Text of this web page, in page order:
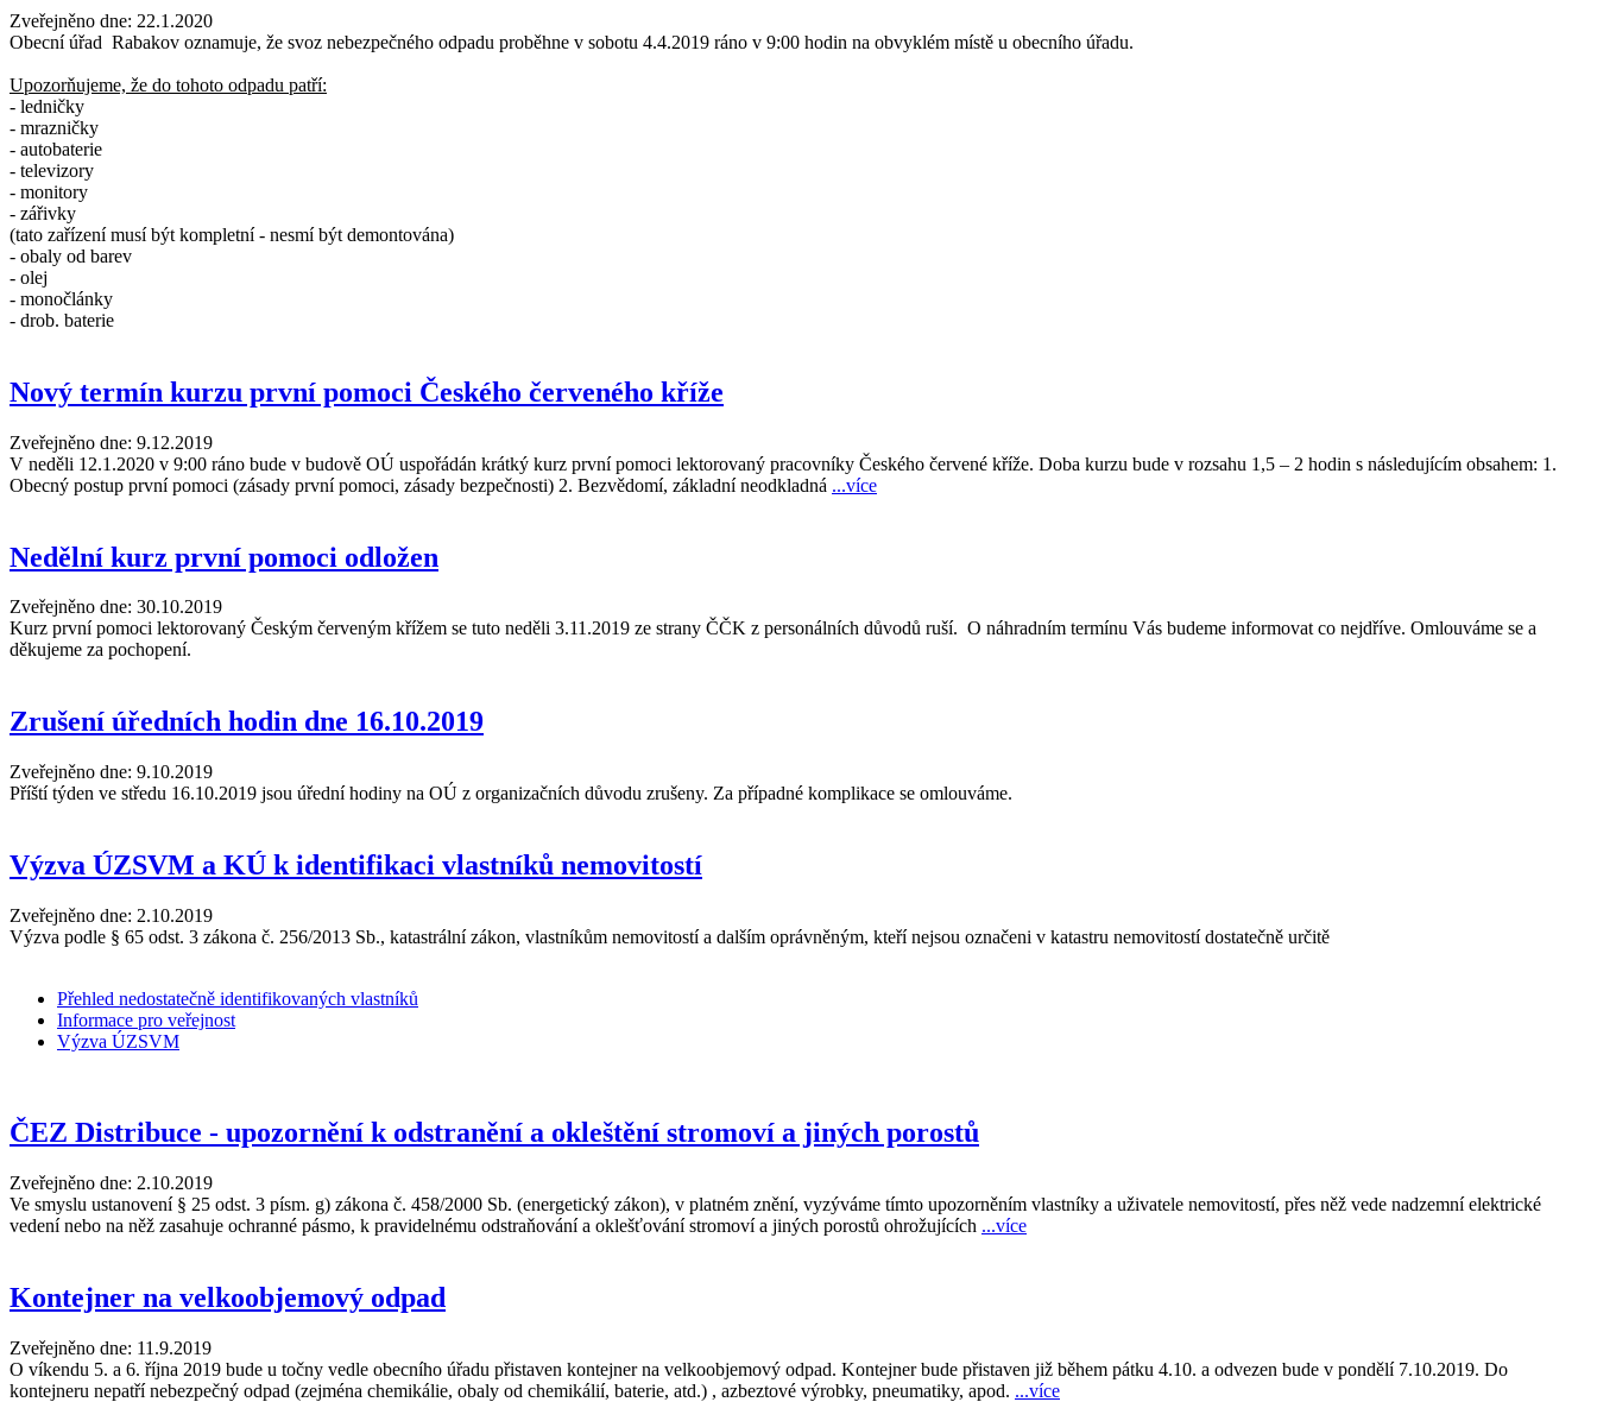
Zveřejněno dne: 22.1.2020
Obecní úřad Rabakov oznamuje, že svoz nebezpečného odpadu proběhne v sobotu 4.4.2019 ráno v 9:00 hodin na obvyklém místě u obecního úřadu.
Upozorňujeme, že do tohoto odpadu patří:
- ledničky
- mrazničky
- autobaterie
- televizory
- monitory
- zářivky
(tato zařízení musí být kompletní - nesmí být demontována)
- obaly od barev
- olej
- monočlánky
- drob. baterie
Nový termín kurzu první pomoci Českého červeného kříže
Zveřejněno dne: 9.12.2019
V neděli 12.1.2020 v 9:00 ráno bude v budově OÚ uspořádán krátký kurz první pomoci lektorovaný pracovníky Českého červené kříže. Doba kurzu bude v rozsahu 1,5 – 2 hodin s následujícím obsahem: 1.
Obecný postup první pomoci (zásady první pomoci, zásady bezpečnosti) 2. Bezvědomí, základní neodkladná ...více
Nedělní kurz první pomoci odložen
Zveřejněno dne: 30.10.2019
Kurz první pomoci lektorovaný Českým červeným křížem se tuto neděli 3.11.2019 ze strany ČČK z personálních důvodů ruší. O náhradním termínu Vás budeme informovat co nejdříve. Omlouváme se a
děkujeme za pochopení.
Zrušení úředních hodin dne 16.10.2019
Zveřejněno dne: 9.10.2019
Příští týden ve středu 16.10.2019 jsou úřední hodiny na OÚ z organizačních důvodu zrušeny. Za případné komplikace se omlouváme.
Výzva ÚZSVM a KÚ k identifikaci vlastníků nemovitostí
Zveřejněno dne: 2.10.2019
Výzva podle § 65 odst. 3 zákona č. 256/2013 Sb., katastrální zákon, vlastníkům nemovitostí a dalším oprávněným, kteří nejsou označeni v katastru nemovitostí dostatečně určitě
Přehled nedostatečně identifikovaných vlastníků
Informace pro veřejnost
Výzva ÚZSVM
ČEZ Distribuce - upozornění k odstranění a okleštění stromoví a jiných porostů
Zveřejněno dne: 2.10.2019
Ve smyslu ustanovení § 25 odst. 3 písm. g) zákona č. 458/2000 Sb. (energetický zákon), v platném znění, vyzýváme tímto upozorněním vlastníky a uživatele nemovitostí, přes něž vede nadzemní elektrické
vedení nebo na něž zasahuje ochranné pásmo, k pravidelnému odstraňování a oklešťování stromoví a jiných porostů ohrožujících ...více
Kontejner na velkoobjemový odpad
Zveřejněno dne: 11.9.2019
O víkendu 5. a 6. října 2019 bude u točny vedle obecního úřadu přistaven kontejner na velkoobjemový odpad. Kontejner bude přistaven již během pátku 4.10. a odvezen bude v pondělí 7.10.2019. Do
kontejneru nepatří nebezpečný odpad (zejména chemikálie, obaly od chemikálií, baterie, atd.) , azbeztové výrobky, pneumatiky, apod. ...více